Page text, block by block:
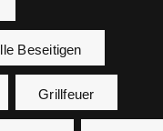
Beseitigen
Grillfeuer